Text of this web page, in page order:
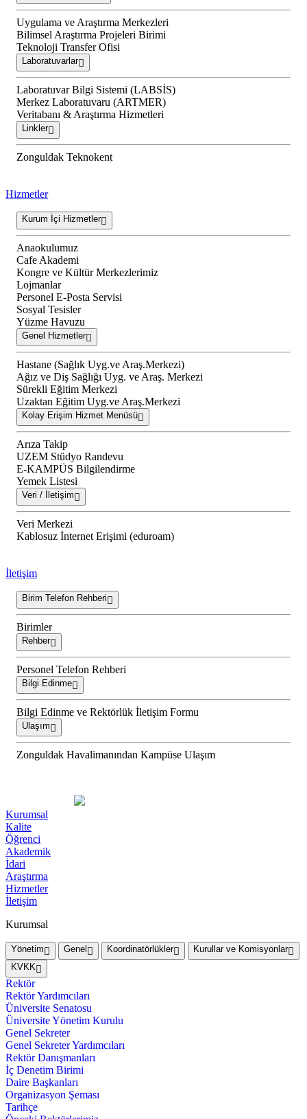
Uygulama ve Araştırma Merkezleri
Bilimsel Araştırma Projeleri Birimi
Teknoloji Transfer Ofisi
Laboratuvarlar
Laboratuvar Bilgi Sistemi (LABSİS)
Merkez Laboratuvaru (ARTMER)
Veritabanı & Araştırma Hizmetleri
Linkler
Zonguldak Teknokent
Hizmetler
Kurum İçi Hizmetler
Anaokulumuz
Cafe Akademi
Kongre ve Kültür Merkezlerimiz
Lojmanlar
Personel E-Posta Servisi
Sosyal Tesisler
Yüzme Havuzu
Genel Hizmetler
Hastane (Sağlık Uyg.ve Araş.Merkezi)
Ağız ve Diş Sağlığı Uyg. ve Araş. Merkezi
Sürekli Eğitim Merkezi
Uzaktan Eğitim Uyg.ve Araş.Merkezi
Kolay Erişim Hizmet Menüsü
Arıza Takip
UZEM Stüdyo Randevu
E-KAMPÜS Bilgilendirme
Yemek Listesi
Veri / İletişim
Veri Merkezi
Kablosuz İnternet Erişimi (eduroam)
İletişim
Birim Telefon Rehberi
Birimler
Rehber
Personel Telefon Rehberi
Bilgi Edinme
Bilgi Edinme ve Rektörlük İletişim Formu
Ulaşım
Zonguldak Havalimanından Kampüse Ulaşım
Kurumsal
Kalite
Öğrenci
Akademik
İdari
Araştırma
Hizmetler
İletişim
Kurumsal
Yönetim Genel Koordinatörlükler
Kurullar ve Komisyonlar
KVKK
Rektör
Rektör Yardımcıları
Üniversite Senatosu
Üniversite Yönetim Kurulu
Genel Sekreter
Genel Sekreter Yardımcıları
Rektör Danışmanları
İç Denetim Birimi
Daire Başkanları
Organizasyon Şeması
Tarihçe